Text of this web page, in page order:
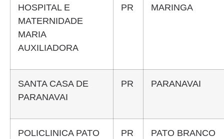
HOSPITAL E
MATERNIDADE
MARIA
AUXILIADORA
PR MARINGA
SANTA CASA DE
PARANAVAI
PR PARANAVAI
POLICLINICA PATO
PR PATO BRANCO